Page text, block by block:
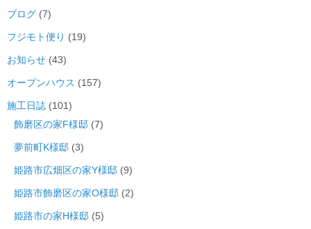
ブログ (7)
フジモト便り (19)
お知らせ (43)
オープンハウス (157)
施工日誌 (101)
飾磨区の家F様邸 (7)
夢前町K様邸 (3)
姫路市広畑区の家Y様邸 (9)
姫路市飾磨区の家O様邸 (2)
姫路市の家H様邸 (5)